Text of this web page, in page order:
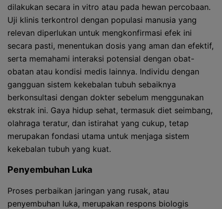
dilakukan secara in vitro atau pada hewan percobaan.
Uji klinis terkontrol dengan populasi manusia yang
relevan diperlukan untuk mengkonfirmasi efek ini
secara pasti, menentukan dosis yang aman dan efektif,
serta memahami interaksi potensial dengan obat-
obatan atau kondisi medis lainnya. Individu dengan
gangguan sistem kekebalan tubuh sebaiknya
berkonsultasi dengan dokter sebelum menggunakan
ekstrak ini. Gaya hidup sehat, termasuk diet seimbang,
olahraga teratur, dan istirahat yang cukup, tetap
merupakan fondasi utama untuk menjaga sistem
kekebalan tubuh yang kuat.
Penyembuhan Luka
Proses perbaikan jaringan yang rusak, atau
penyembuhan luka, merupakan respons biologis